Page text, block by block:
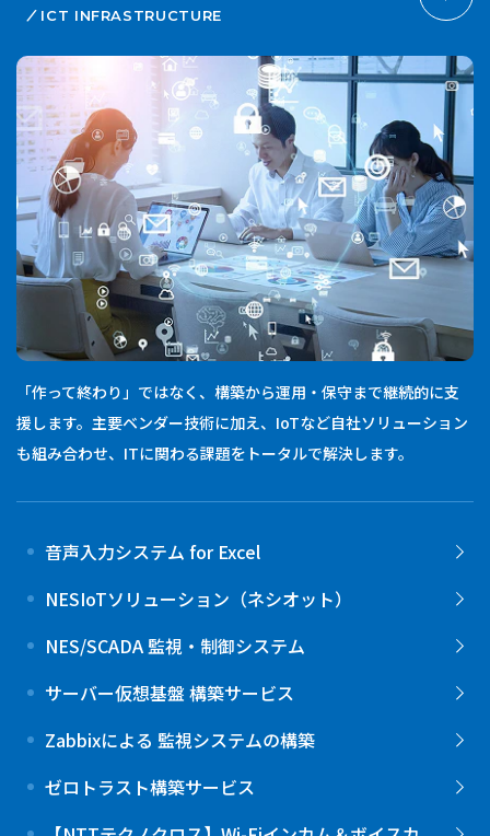
ICT INFRASTRUCTURE
「作って終わり」ではなく、構築から運用・保守まで継続的に支
援します。主要ベンダー技術に加え、IoTなど自社ソリューション
も組み合わせ、ITに関わる課題をトータルで解決します。
音声入力システム for Excel
NESIoTソリューション（ネシオット）
NES/SCADA 監視・制御システム
サーバー仮想基盤 構築サービス
Zabbixによる 監視システムの構築
ゼロトラスト構築サービス